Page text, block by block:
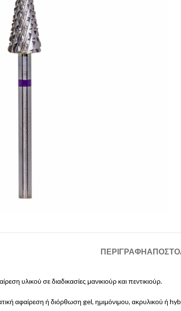
ΠΕΡΙΓΡΑΦΉ
υλικού σε διαδικασίες μανικιούρ και πεντικιούρ.
αφαίρεση ή διόρθωση gel, ημιμόνιμου, ακρυλικού ή